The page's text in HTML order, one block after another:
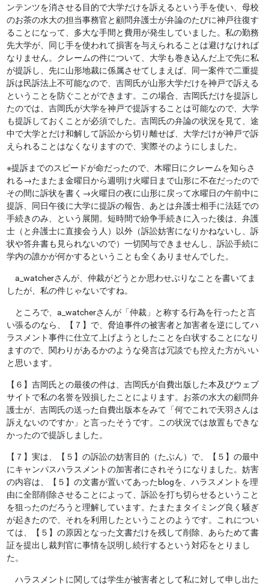
ンテンツを消させる目的で大学だけを訴えるという手を使い、母校
のお茶の水大の担当事務官と顧問弁護士が弁論のたびに神戸往復す
ることになって、多大な手間と費用が発生していました。私の勤務
先大学が、同じ手を使われて損害を与えられることは避けなければ
なりません。クレームの件について、大学も巻き込んだ上で先に私
が提訴し、先に山形地裁に係属させてしまえば、同一案件で二重提
訴は民訴法上不可能なので、吉岡氏が山形大学だけを神戸で訴える
ということを防ぐことができます。この場合、吉岡氏だけを提訴し
たのでは、吉岡氏が大学を神戸で提訴することは可能なので、大学
も提訴しておくことが必須でした。吉岡氏の弁論の状況を見て、途
中で大学とだけ和解して訴訟から切り離せば、大学だけが神戸で訴
えられることはなくなりますので、実際そのようにしました。
※提訴までのスピードが命だったので、木曜日にクレームを知らさ
れる→たまたま金曜日から週明け火曜日まで山形に不在だったので
その間に訴状を書く→火曜日の夜に山形に戻って水曜日の午前中に
提訴、同日午後に大学に提訴の報告、あとは弁護士相手に法廷での
手続きのみ、という展開。短時間で紛争手続きに入った後は、弁護
士（と弁護士に直接会う人）以外（訴訟妨害になりかねないし、訴
状や答弁書も見られないので）一切関与できませんし、訴訟手続に
学内の誰かが何かするということも全くありませんでした。
a_watcherさんが、仲裁がどうとか思わせぶりなことを書いてま
したが、私の件じゃないですね。
ところで、a_watcherさんが「仲裁」と称する行為を行ったと言
い張るのなら、【７】で、脅迫事件の被害者と加害者を逆にしてハ
ラスメント事件に仕立て上げようとしたことを白状することになり
ますので、関わりがあるかのような発言は冗談でも控えた方がいい
と思います。
【６】吉岡氏との最後の件は、吉岡氏が自費出版した本及びウェブ
サイトで私の名誉を毀損したことによります。お茶の水大の顧問弁
護士が、吉岡氏の送った自費出版本をみて「何でこれで天羽さんは
訴えないのですか」と言ったそうです。この状況では放置もできな
かったので提訴しました。
【７】実は、【５】の訴訟の妨害目的（たぶん）で、【５】の最中
にキャンパスハラスメントの加害者にされそうになりました。妨害
の内容は、【５】の文書が置いてあったblogを、ハラスメントを理
由に全部削除させることによって、訴訟を打ち切らせるということ
を狙ったのだろうと理解しています。たまたまタイミング良く騒ぎ
が起きたので、それを利用したということのようです。これについ
ては、【５】の原因となった文書だけを残して削除、あらためて書
証を提出し裁判官に事情を説明し続行するという対応をとりまし
た。
ハラスメントに関しては学生が被害者として私に対して申し出た